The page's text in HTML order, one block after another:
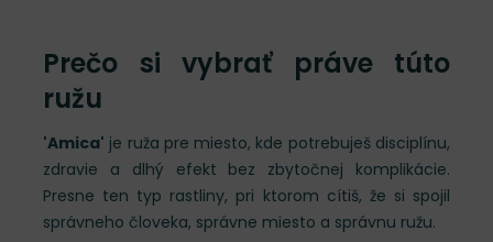
Prečo si vybrať práve túto
ružu
'Amica' je ruža pre miesto, kde potrebuješ disciplínu,
zdravie a dlhý efekt bez zbytočnej komplikácie.
Presne ten typ rastliny, pri ktorom cítiš, že si spojil
správneho človeka, správne miesto a správnu ružu.